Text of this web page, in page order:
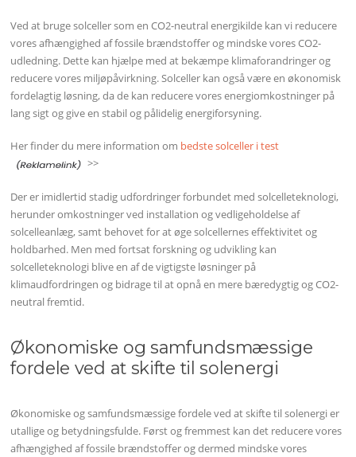
Ved at bruge solceller som en CO2-neutral energikilde kan vi reducere
vores afhængighed af fossile brændstoffer og mindske vores CO2-
udledning. Dette kan hjælpe med at bekæmpe klimaforandringer og
reducere vores miljøpåvirkning. Solceller kan også være en økonomisk
fordelagtig løsning, da de kan reducere vores energiomkostninger på
lang sigt og give en stabil og pålidelig energiforsyning.
Her finder du mere information om bedste solceller i test
>>
Der er imidlertid stadig udfordringer forbundet med solcelleteknologi,
herunder omkostninger ved installation og vedligeholdelse af
solcelleanlæg, samt behovet for at øge solcellernes effektivitet og
holdbarhed. Men med fortsat forskning og udvikling kan
solcelleteknologi blive en af ​​de vigtigste løsninger på
klimaudfordringen og bidrage til at opnå en mere bæredygtig og CO2-
neutral fremtid.
Økonomiske og samfundsmæssige
fordele ved at skifte til solenergi
Økonomiske og samfundsmæssige fordele ved at skifte til solenergi er
utallige og betydningsfulde. Først og fremmest kan det reducere vores
afhængighed af fossile brændstoffer og dermed mindske vores